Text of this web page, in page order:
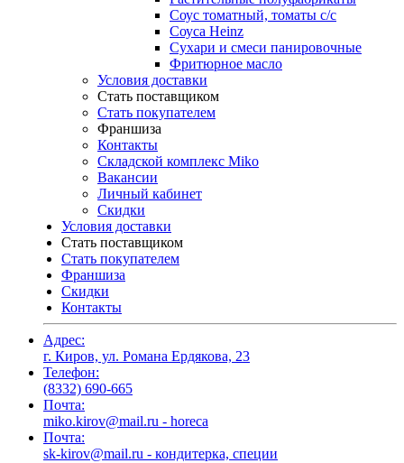
Соус томатный, томаты с/с
Соуса Heinz
Сухари и смеси панировочные
Фритюрное масло
Условия доставки
Стать поставщиком
Стать покупателем
Франшиза
Контакты
Складской комплекс Miko
Вакансии
Личный кабинет
Скидки
Условия доставки
Стать поставщиком
Стать покупателем
Франшиза
Скидки
Контакты
Адрес:
г. Киров, ул. Романа Ердякова, 23
Телефон:
(8332) 690-665
Почта:
miko.kirov@mail.ru - horeca
Почта:
sk-kirov@mail.ru - кондитерка, специи